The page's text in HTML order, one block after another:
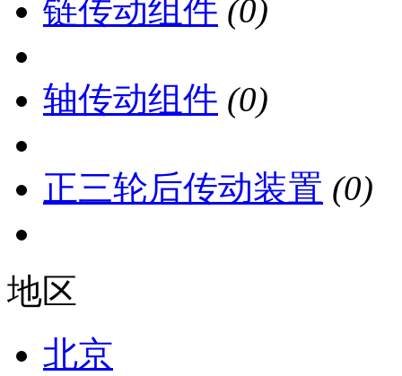
链传动组件 (0)
轴传动组件 (0)
正三轮后传动装置 (0)
地区
北京